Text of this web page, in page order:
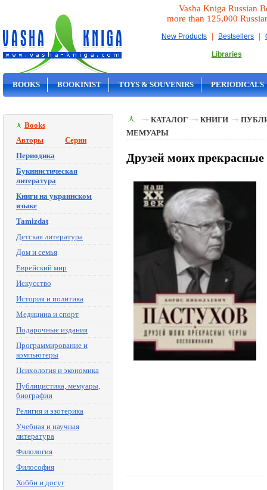
Vasha Kniga Russian
more than 125,000
New Products | Bestsellers |
Libraries
BOOKS BOOKINIST TOYS & SOUVENIRS PERIODICALS
Books
Авторы
Серии
Периодика
Букинистическая
литература
Книги на украинском
языке
Tamizdat
Детская литература
Дом и семья
Еврейский мир
Искусство
История и политика
Медицина и спорт
Подарочные издания
Программирование и
компьютеры
Психология и экономика
Публицистика, мемуары,
биографии
Религия и эзотерика
Учебная и научная
литература
Филология
Философия
Хобби и досуг
КАТАЛОГ КНИГИ
МЕМУАРЫ
Друзей моих